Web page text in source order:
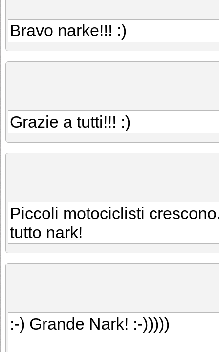
Bravo narke!!! :)
Grazie a tutti!!! :)
Piccoli motociclisti
tutto nark!
:-) Grande Nark! :-)))))